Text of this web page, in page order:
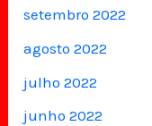
setembro 2022
agosto 2022
julho 2022
junho 2022